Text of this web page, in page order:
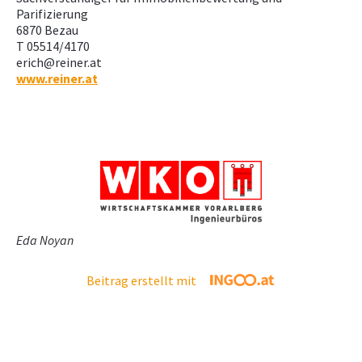
Parifizierung
6870 Bezau
T 05514/4170
erich@reiner.at
www.reiner.at
Eda Noyan
Beitrag erstellt mit